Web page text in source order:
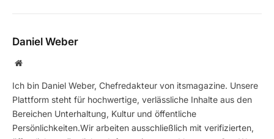
Daniel Weber
Website
Ich bin Daniel Weber, Chefredakteur von itsmagazine. Unsere
Plattform steht für hochwertige, verlässliche Inhalte aus den
Bereichen Unterhaltung, Kultur und öffentliche
Persönlichkeiten.Wir arbeiten ausschließlich mit verifizierten,